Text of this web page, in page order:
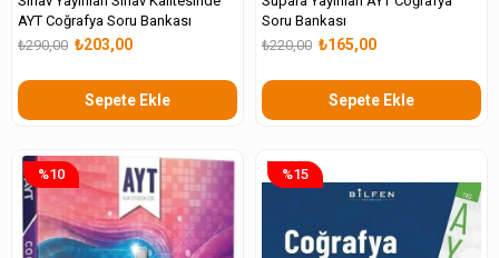
AYT Coğrafya Soru Bankası
₺203,00
₺290,00
Sepete Ekle
Soru Bankası
₺165,00
₺220,00
Sepete Ekle
%10 %15